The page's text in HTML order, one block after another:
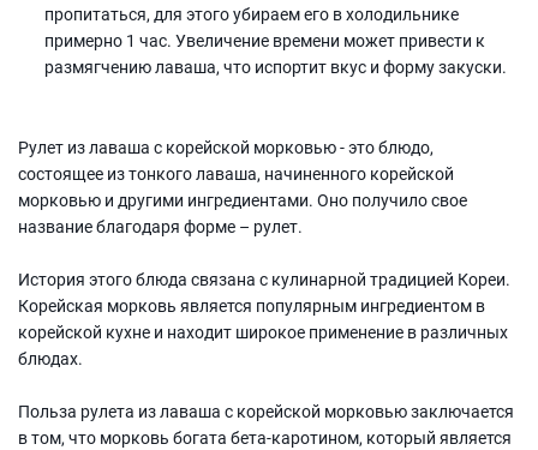
пропитаться, для этого убираем его в холодильнике
примерно 1 час. Увеличение времени может привести к
размягчению лаваша, что испортит вкус и форму закуски.
Рулет из лаваша с корейской морковью - это блюдо,
состоящее из тонкого лаваша, начиненного корейской
морковью и другими ингредиентами. Оно получило свое
название благодаря форме – рулет.
История этого блюда связана с кулинарной традицией Кореи.
Корейская морковь является популярным ингредиентом в
корейской кухне и находит широкое применение в различных
блюдах.
Польза рулета из лаваша с корейской морковью заключается
в том, что морковь богата бета-каротином, который является